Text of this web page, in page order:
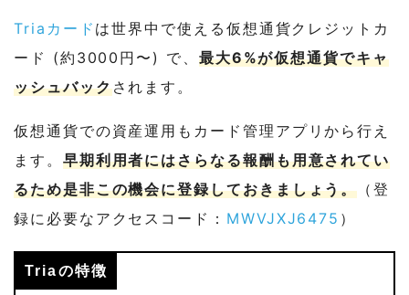
Triaカード は世界中で使える仮想通貨クレジットカ
ード (約3000円〜) で、 最大6%が仮想通貨でキャ
ッシュバックされます。
仮想通貨での資産運用もカード管理アプリから行え
ます。 早期利用者にはさらなる報酬も用意されてい
るため是非この機会に登録しておきましょう。 （登
録に必要なアクセスコード： MWVJXJ6475 ）
Triaの特徴